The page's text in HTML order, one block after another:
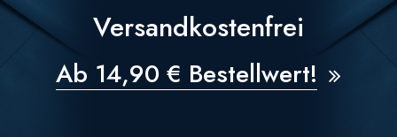
Versandkostenfrei
Ab 14,90 € Bestellwert!